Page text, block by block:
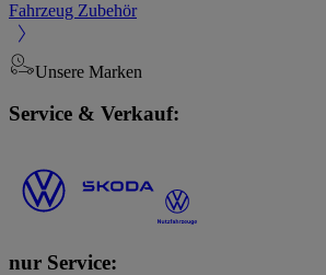
Fahrzeug Zubehör
Unsere Marken
Service & Verkauf:
nur Service: